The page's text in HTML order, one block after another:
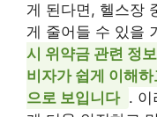
게 된다면, 헬스장
게 줄어들 수 있을
시 위약금 관련 정
비자가 쉽게 이해
으로 보입니다 . 이